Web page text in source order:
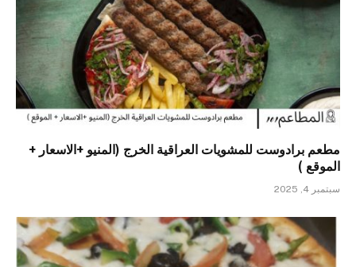
مطعم برادوست للمشويات العراقية الخرج (المنيو +الاسعار +
الموقع )
سبتمبر 4, 2025